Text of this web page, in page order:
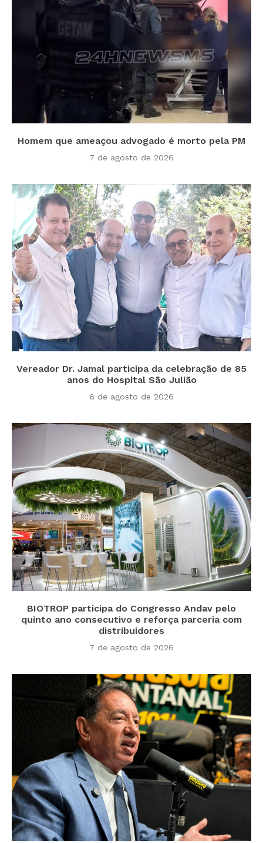
Homem que ameaçou advogado é morto pela PM
7 de agosto de 2026
Vereador Dr. Jamal participa da celebração de 85
anos do Hospital São Julião
6 de agosto de 2026
BIOTROP participa do Congresso Andav pelo
quinto ano consecutivo e reforça parceria com
distribuidores
7 de agosto de 2026